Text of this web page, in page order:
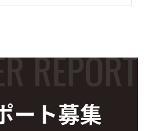
ート募集